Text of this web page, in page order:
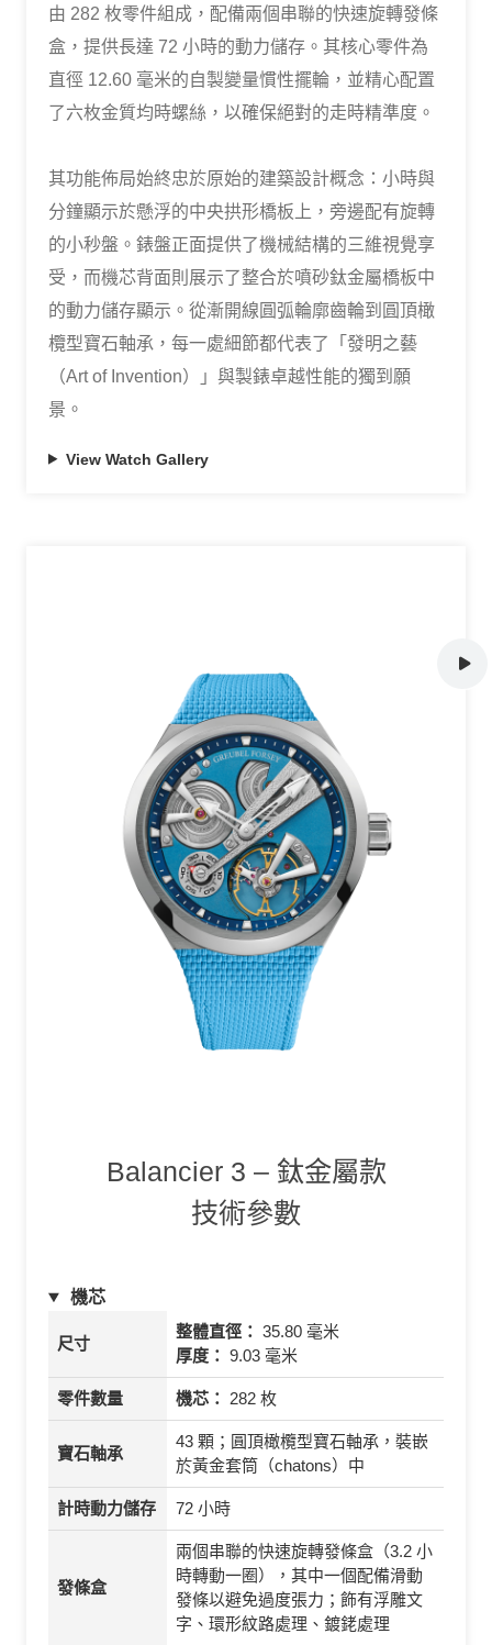
由 282 枚零件組成，配備兩個串聯的快速旋轉發條
盒，提供長達 72 小時的動力儲存。其核心零件為
直徑 12.60 毫米的自製變量慣性擺輪，並精心配置
了六枚金質均時螺絲，以確保絕對的走時精準度。
其功能佈局始終忠於原始的建築設計概念：小時與
分鐘顯示於懸浮的中央拱形橋板上，旁邊配有旋轉
的小秒盤。錶盤正面提供了機械結構的三維視覺享
受，而機芯背面則展示了整合於噴砂鈦金屬橋板中
的動力儲存顯示。從漸開線圓弧輪廓齒輪到圓頂橄
欖型寶石軸承，每一處細節都代表了「發明之藝
（Art of Invention）」與製錶卓越性能的獨到願
景。
View Watch Gallery
Balancier 3 – 鈦金屬款
技術參數
機芯
尺寸
整體直徑： 35.80 毫米
厚度： 9.03 毫米
零件數量 機芯： 282 枚
寶石軸承
43 顆；圓頂橄欖型寶石軸承，裝嵌
於黃金套筒（chatons）中
計時動力儲存 72 小時
發條盒
兩個串聯的快速旋轉發條盒（3.2 小
時轉動一圈），其中一個配備滑動
發條以避免過度張力；飾有浮雕文
字、環形紋路處理、鍍銠處理